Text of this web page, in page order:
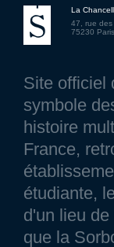
La
47, rue des
75230
Site officiel
symbole
histoire
France,
étudiante,
d'un lieu
que la